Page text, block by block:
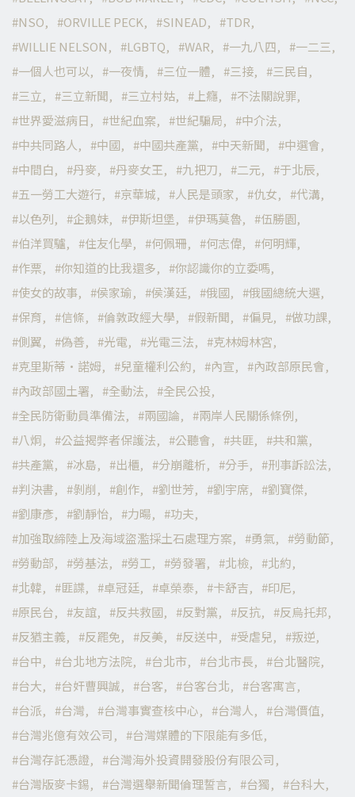
NSO
ORVILLE PECK SINEAD
TDR
WILLIE NELSON
LGBTQ WAR 一九八四
一二三
一個人也可以
一夜情 三位一體 三接
三民自
三立
三立新聞 三立村姑 上癮
不法關說罪
世界愛滋病日
世紀血案 世紀騙局
中介法
中共同路人
中國 中國共產黨 中天新聞
中選會
中間白
丹麥 丹麥女王 九把刀 二元
于北辰
五一勞工大遊行
京華城 人民是頭家 仇女
代溝
以色列
企鵝妹 伊斯坦堡 伊瑪莫魯
伍勝園
伯洋買驢
住友化學 何佩珊 何志偉
何明輝
作票
你知道的比我還多
你認識你的立委嗎
使女的故事
侯家瑜 侯漢廷 俄國
俄國總統大選
保育
信條 倫敦政經大學 假新聞 偏見
做功課
側翼
偽善 光電 光電三法
克林姆林宮
克里斯蒂·諾姆
兒童權利公約 內宣
內政部原民會
內政部國土署
全動法
全民公投
全民防衛動員準備法
兩國論
兩岸人民關係條例
八炯
公益揭弊者保護法 公聽會 共匪
共和黨
共產黨
冰島 出櫃 分崩離析 分手
刑事訴訟法
判決書
剝削 創作 劉世芳 劉宇席
劉寶傑
劉康彥
劉靜怡 力暘
功夫
加強取締陸上及海域盜濫採土石處理方案
勇氣
勞動節
勞動部
勞基法 勞工 勞發署 北檢
北約
北韓
匪諜 卓冠廷 卓榮泰 卡舒吉
印尼
原民台
友誼 反共救國 反對黨 反抗
反烏托邦
反猶主義
反罷免 反美 反送中 受虐兒
叛逆
台中
台北地方法院 台北市 台北市長
台北醫院
台大
台奸曹興誠 台客 台客台北
台客寓言
台派
台灣 台灣事實查核中心 台灣人
台灣價值
台灣兆億有效公司
台灣媒體的下限能有多低
台灣存託憑證
台灣海外投資開發股份有限公司
台灣版麥卡錫
台灣選舉新聞倫理誓言 台獨 台科大